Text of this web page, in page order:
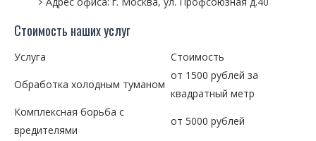
Стоимость наших услуг
Услуга Стоимость
Обработка холодным туманом
от 1500 рублей за
квадратный метр
Комплексная борьба с
вредителями
от 5000 рублей